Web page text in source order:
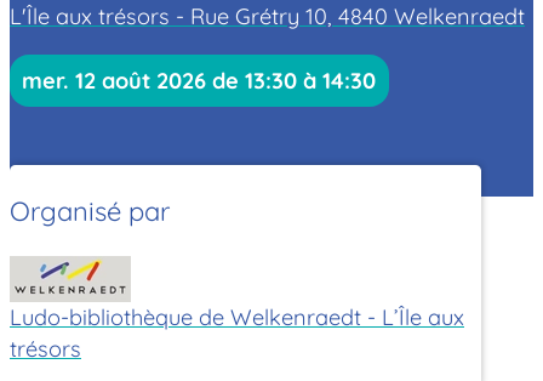
L'Île aux trésors - Rue Grétry 10, 4840 Welkenraedt
mer. 12 août 2026 de 13:30 à 14:30
Organisé par
Ludo-bibliothèque de Welkenraedt - L’Île aux
trésors